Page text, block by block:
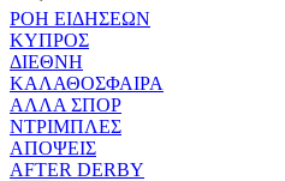
ΡΟΗ ΕΙΔΗΣΕΩΝ
ΚΥΠΡΟΣ
ΔΙΕΘΝΗ
ΚΑΛΑΘΟΣΦΑΙΡΑ
ΑΛΛΑ ΣΠΟΡ
ΝΤΡΙΜΠΛΕΣ
ΑΠΟΨΕΙΣ
AFTER DERBY